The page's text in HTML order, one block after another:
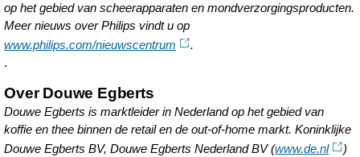
op het gebied van scheerapparaten en mondverzorgingsproducten.
Meer nieuws over Philips vindt u op
www.philips.com/nieuwscentrum
.
.
Over Douwe Egberts
Douwe Egberts is marktleider in Nederland op het gebied van
koffie en thee binnen de retail en de out-of-home markt. Koninklijke
Douwe Egberts BV, Douwe Egberts Nederland BV (www.de.nl
)